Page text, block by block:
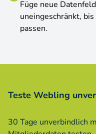
Füge neue
uneingeschränkt,
passen.
Teste Webling
30 Tage unverbindlich